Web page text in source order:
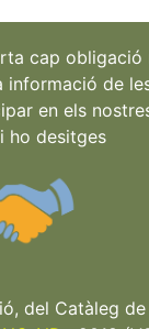
cap obligació
de
en els
ho desitges
del Catàleg